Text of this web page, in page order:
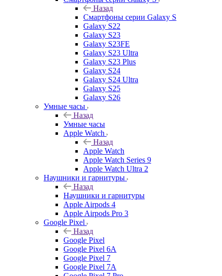
Назад
Смартфоны серии Galaxy S
Galaxy S22
Galaxy S23
Galaxy S23FE
Galaxy S23 Ultra
Galaxy S23 Plus
Galaxy S24
Galaxy S24 Ultra
Galaxy S25
Galaxy S26
Умные часы
Назад
Умные часы
Apple Watch
Назад
Apple Watch
Apple Watch Series 9
Apple Watch Ultra 2
Наушники и гарнитуры
Назад
Наушники и гарнитуры
Apple Airpods 4
Apple Airpods Pro 3
Google Pixel
Назад
Google Pixel
Google Pixel 6A
Google Pixel 7
Google Pixel 7А